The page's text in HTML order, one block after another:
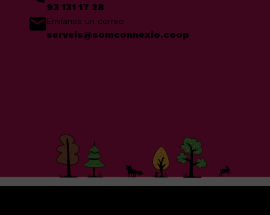
93 131 17 28
Envíanos un correo
serveis@somconnexio.coop